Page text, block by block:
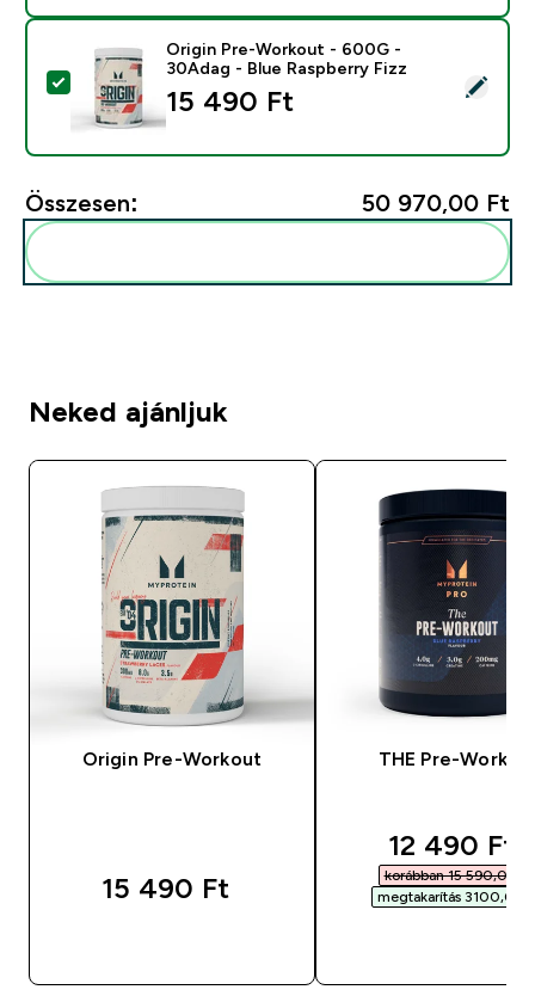
Termék kiválasztása - Origin Pre-Workout - 600G -
Origin Pre-Workout - 600G -
30Adag - Blue Raspberry Fizz
15 490 Ft‎
Összesen: 50 970,00 Ft‎
Neked ajánljuk
Origin Pre-Workout
15 490 Ft‎
THE Pre-
12 490 Ft‎
korábban 15 590,00 Ft‎
megtakarítás 3100,00